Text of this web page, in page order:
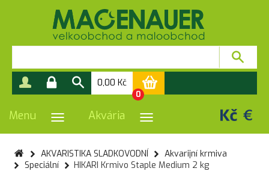
0,00 Kč
0
PŘEPNOUT NAVIGACI
Menu PŘEPNOUT NAVIGACI
Akvária
AKVARISTIKA SLADKOVODNÍ
Akvarijní krmiva
Speciální
HIKARI Krmivo Staple Medium 2 kg